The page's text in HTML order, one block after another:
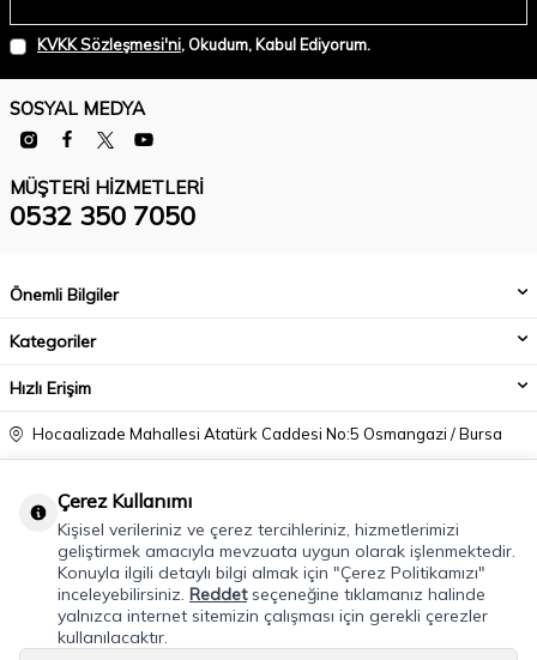
KVKK Sözleşmesi'ni, Okudum, Kabul Ediyorum.
SOSYAL MEDYA
MÜŞTERI HIZMETLERI
0532 350 7050
Önemli Bilgiler
Kategoriler
Hızlı Erişim
Hocaalizade Mahallesi Atatürk Caddesi No:5 Osmangazi / Bursa
info@modacadiri.com
Çerez Kullanımı
Kişisel verileriniz ve çerez tercihleriniz, hizmetlerimizi
geliştirmek amacıyla mevzuata uygun olarak işlenmektedir.
Konuyla ilgili detaylı bilgi almak için "Çerez Politikamızı"
inceleyebilirsiniz. Reddetseçeneğine tıklamanız halinde
yalnızca internet sitemizin çalışması için gerekli çerezler
kullanılacaktır.